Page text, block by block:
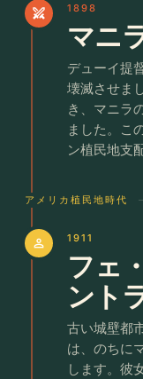
swords 1898
マニ
デューイ提
壊滅させま
き、マニラ
ました。こ
ン植民地支
アメリカ植民地時代
person 1911
フェ
ント
古い城壁都
は、のちに
します。彼